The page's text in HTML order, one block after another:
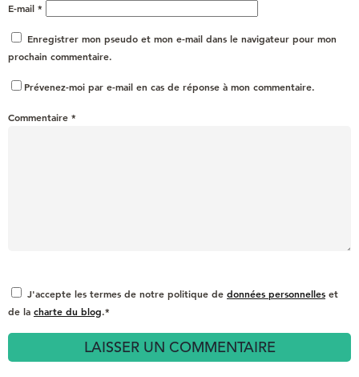
E-mail *
Enregistrer mon pseudo et mon e-mail dans le navigateur pour mon
prochain commentaire.
Prévenez-moi par e-mail en cas de réponse à mon commentaire.
Commentaire *
J'accepte les termes de notre politique de données personnelles et
de la charte du blog.*